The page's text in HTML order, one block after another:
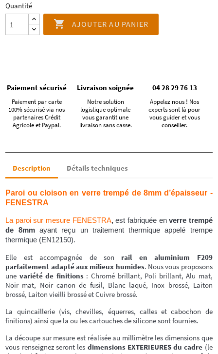
Quantité
 AJOUTER AU PANIER
Paiement sécurisé
Paiement par carte
100% sécurisé via nos
partenaires Crédit
Agricole et Paypal.
Livraison soignée
Notre solution
logistique optimale
vous garantit une
livraison sans casse.
04 28 29 76 13
Appelez nous ! Nos
experts sont là pour
vous guider et vous
conseiller.
Description Détails techniques
Paroi ou cloison en verre trempé de 8mm d’épaisseur -
FENESTRA
La paroi sur mesure FENESTRA,est fabriquée enverre trempé
de 8mmayant reçu un traitement thermique appelé trempe
thermique (EN12150).
Elle est accompagnée de son rail en aluminium F209
parfaitement adapté aux milieux humides. Nous vous proposons
une variété de finitions: Chromé brillant, Poli brillant, Alu mat,
Noir mat, Noir canon de fusil, Blanc laqué, Inox brossé, Laiton
brossé, Laiton vieilli brossé et Cuivre brossé.
La quincaillerie (vis, chevilles, équerres, calles et cabochon de
finitions) ainsi que la ou les cartouches de silicone sont fournies.
La découpe sur mesure est réalisée au millimètre les dimensions que
vous renseignez seront les dimensions EXTERIEURES du cadre (le